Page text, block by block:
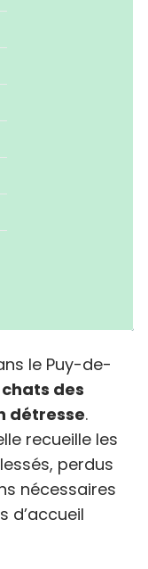
le Puy-de-
des
détresse.
recueille les
perdus
nécessaires
d’accueil